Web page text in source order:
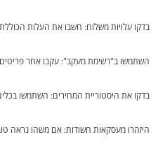
בדקו עלויות משלוח: חשבו את העלות
השתמשו ב"רשימת מעקב": עקבו אחר פריטים
בדקו את היסטוריית המחירים: השתמשו
היזהרו מעסקאות חשודות: אם משהו נראה